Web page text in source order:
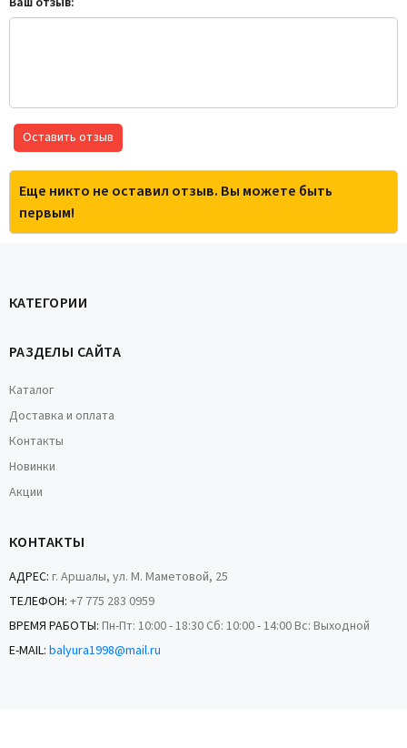
Оставить отзыв
Еще никто не оставил отзыв. Вы можете быть
первым!
КАТЕГОРИИ
РАЗДЕЛЫ САЙТА
Каталог
Доставка и оплата
Контакты
Новинки
Акции
КОНТАКТЫ
АДРЕС: г. Аршалы, ул. М. Маметовой, 25
ТЕЛЕФОН: +7 775 283 0959
ВРЕМЯ РАБОТЫ: Пн-Пт: 10:00 - 18:30 Сб: 10:00 - 14:00 Вс: Выходной
E-MAIL: balyura1998@mail.ru